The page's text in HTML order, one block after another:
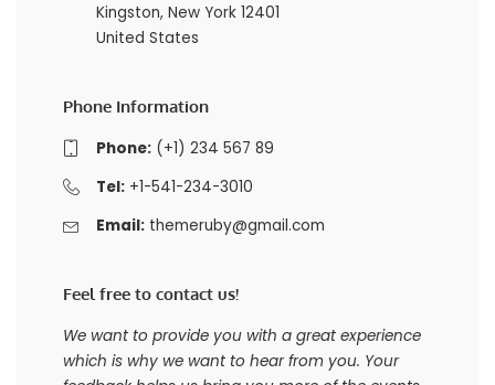
Kingston, New York 12401
United States
Phone Information
Phone:(+1) 234 567 89
Tel:+1-541-234-3010
Email: themeruby@gmail.com
Feel free to contact us!
We want to provide you with a great experience
which is why we want to hear from you. Your